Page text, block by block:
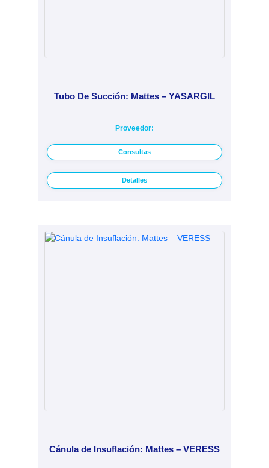
Tubo De Succión: Mattes – YASARGIL
Proveedor:
Consultas
Detalles
Cánula de Insuflación: Mattes – VERESS